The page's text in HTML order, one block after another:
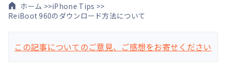
ホーム >>iPhone Tips >>
ReiBoot 960のダウンロード方法について
この記事についてのご意見、ご感想をお寄せください